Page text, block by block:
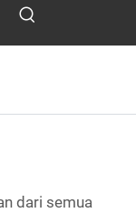
dari semua